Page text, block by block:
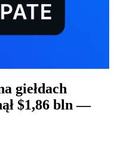
giełdach
$1,86 bln —